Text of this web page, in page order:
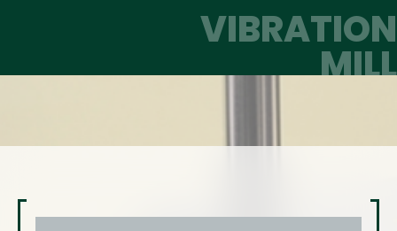
VIBRATION
​​​​​​​MILL